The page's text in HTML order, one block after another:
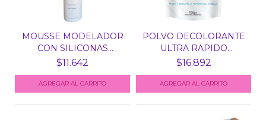
MOUSSE MODELADOR
CON SILICONAS
OPCION X...
$11.642
POLVO DECOLORANTE
ULTRA RAPIDO
KERATOTEK...
$16.892